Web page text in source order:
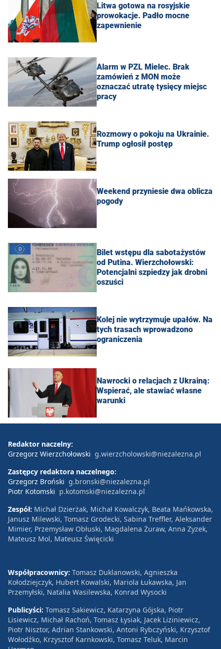
Litwa gotowa na rosyjskie
prowokacje. Padło mocne
zapewnienie
Alarm w PZL Mielec. Brak
zamówień z MON może
oznaczać utratę tysięcy miejsc
pracy
Rozmowy o pokoju na Ukrainie.
Trump ogłosił postęp
Weekend przyniesie dwa oblicza
pogody
Bilet wstępu dla sabotażystów
od Putina. Wierzchołowski:
Potencjalni szpiedzy jak drobni
oszuści
Kolej nie wytrzymuje upałów. Na
tych trasach wprowadzono
ograniczenia
Nawrocki o relacjach z Ukrainą:
Wspierać, ale stawiać własne
warunki
Redaktor naczelny:
Grzegorz Wierzchołowski g.wierzcholowski@niezalezna.pl
Zastępcy redaktora naczelnego:
Grzegorz Broński g.bronski@niezalezna.pl
Piotr Kotomski p.kotomski@niezalezna.pl
Zespół: Michał Dzierżak, Michał Kowalczyk, Beata Mańkowska,
Janusz Milewski, Tomasz Grodecki, Sabina Treffler, Aleksander
Mimier, Przemysław Obłuski, Magdalena Żuraw, Anna Zyzek,
Mateusz Mol, Mateusz Święcicki
Współpracownicy: Tomasz Duklanowski, Agnieszka
Kołodziejczyk, Hubert Kowalski, Mariola Łukawska, Jan
Przemyłski, Natalia Wasilewska, Konrad Wysocki
Publicyści: Tomasz Sakiewicz, Katarzyna Gójska, Piotr
Lisiewicz, Michał Rachoń, Tomasz Łysiak, Jacek Liziniewicz,
Piotr Nisztor, Adrian Stankowski, Antoni Rybczyński, Krzysztof
Wołodźko, Krzysztof Karnkowski, Tomasz Teluk, Marcin